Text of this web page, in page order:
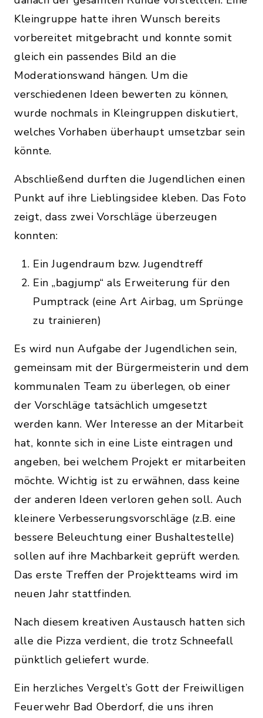
Kleingruppe hatte ihren Wunsch bereits
vorbereitet mitgebracht und konnte somit
gleich ein passendes Bild an die
Moderationswand hängen. Um die
verschiedenen Ideen bewerten zu können,
wurde nochmals in Kleingruppen diskutiert,
welches Vorhaben überhaupt umsetzbar sein
könnte.
Abschließend durften die Jugendlichen einen
Punkt auf ihre Lieblingsidee kleben. Das Foto
zeigt, dass zwei Vorschläge überzeugen
konnten:
Ein Jugendraum bzw. Jugendtreff
Ein „bagjump“ als Erweiterung für den
Pumptrack (eine Art Airbag, um Sprünge
zu trainieren)
Es wird nun Aufgabe der Jugendlichen sein,
gemeinsam mit der Bürgermeisterin und dem
kommunalen Team zu überlegen, ob einer
der Vorschläge tatsächlich umgesetzt
werden kann. Wer Interesse an der Mitarbeit
hat, konnte sich in eine Liste eintragen und
angeben, bei welchem Projekt er mitarbeiten
möchte. Wichtig ist zu erwähnen, dass keine
der anderen Ideen verloren gehen soll. Auch
kleinere Verbesserungsvorschläge (z.B. eine
bessere Beleuchtung einer Bushaltestelle)
sollen auf ihre Machbarkeit geprüft werden.
Das erste Treffen der Projektteams wird im
neuen Jahr stattfinden.
Nach diesem kreativen Austausch hatten sich
alle die Pizza verdient, die trotz Schneefall
pünktlich geliefert wurde.
Ein herzliches Vergelt’s Gott der Freiwilligen
Feuerwehr Bad Oberdorf, die uns ihren